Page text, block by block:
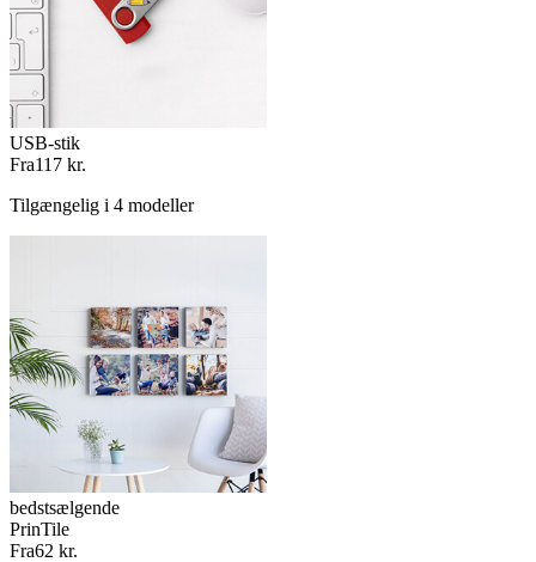
USB-stik
Fra117 kr.
Tilgængelig i 4 modeller
bedstsælgende
PrinTile
Fra62 kr.